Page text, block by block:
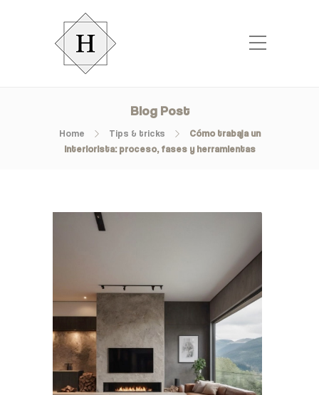
Blog Post
Home Tips & tricks
Cómo trabaja un
interiorista: proceso, fases y herramientas